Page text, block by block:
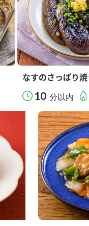
なすのさっぱり
10 分以内